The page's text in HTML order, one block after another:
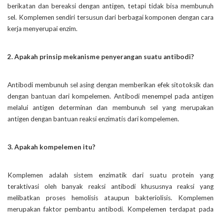
berikatan dan bereaksi dengan antigen, tetapi tidak bisa membunuh
sel. Komplemen sendiri tersusun dari berbagai komponen dengan cara
kerja menyerupai enzim.
2. Apakah prinsip mekanisme penyerangan suatu antibodi?
Antibodi membunuh sel asing dengan memberikan efek sitotoksik dan
dengan bantuan dari kompelemen. Antibodi menempel pada antigen
melalui antigen determinan dan membunuh sel yang merupakan
antigen dengan bantuan reaksi enzimatis dari kompelemen.
3. Apakah kompelemen itu?
Komplemen adalah sistem enzimatik dari suatu protein yang
teraktivasi oleh banyak reaksi antibodi khususnya reaksi yang
melibatkan proses hemolisis ataupun bakteriolisis. Komplemen
merupakan faktor pembantu antibodi. Kompelemen terdapat pada